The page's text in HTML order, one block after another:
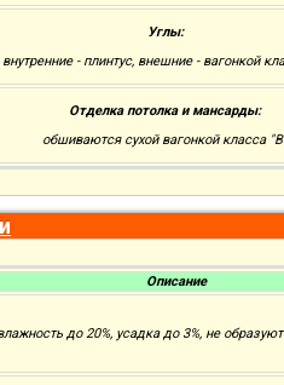
Углы:
внутренние - плинтус, внешние - вагонкой
Отделка потолка и мансарды:
обшиваются сухой вагонкой класса
Описание
до 20%, усадка до 3%, не